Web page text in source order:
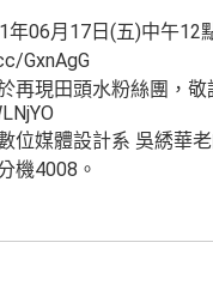
年06月17日(五)中午12
GxnAgG
再現田頭水粉絲團，敬
位媒體設計系 吳綉華
機4008。